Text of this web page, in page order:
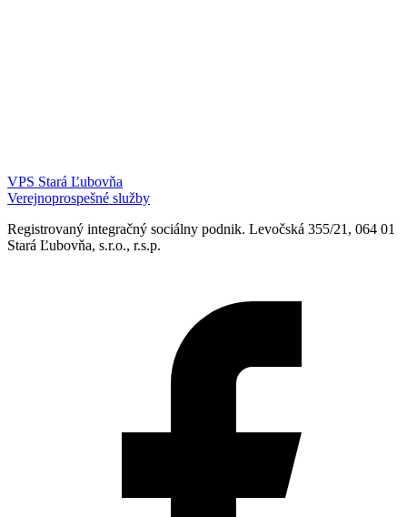
VPS Stará Ľubovňa
Verejnoprospešné služby
Registrovaný integračný sociálny podnik. Levočská 355/21, 064 01
Stará Ľubovňa, s.r.o., r.s.p.